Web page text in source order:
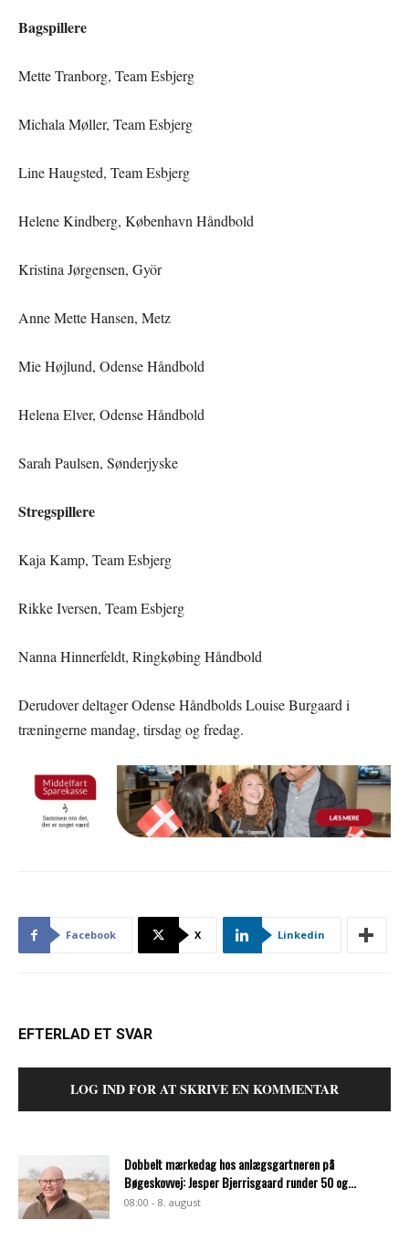
Bagspillere
Mette Tranborg, Team Esbjerg
Michala Møller, Team Esbjerg
Line Haugsted, Team Esbjerg
Helene Kindberg, København Håndbold
Kristina Jørgensen, Györ
Anne Mette Hansen, Metz
Mie Højlund, Odense Håndbold
Helena Elver, Odense Håndbold
Sarah Paulsen, Sønderjyske
Stregspillere
Kaja Kamp, Team Esbjerg
Rikke Iversen, Team Esbjerg
Nanna Hinnerfeldt, Ringkøbing Håndbold
Derudover deltager Odense Håndbolds Louise Burgaard i
træningerne mandag, tirsdag og fredag.
Facebook X Linkedin
EFTERLAD ET SVAR
LOG IND FOR AT SKRIVE EN KOMMENTAR
Dobbelt mærkedag hos anlægsgartneren på
Bøgeskovvej: Jesper Bjerrisgaard runder 50 og...
08:00 - 8. august